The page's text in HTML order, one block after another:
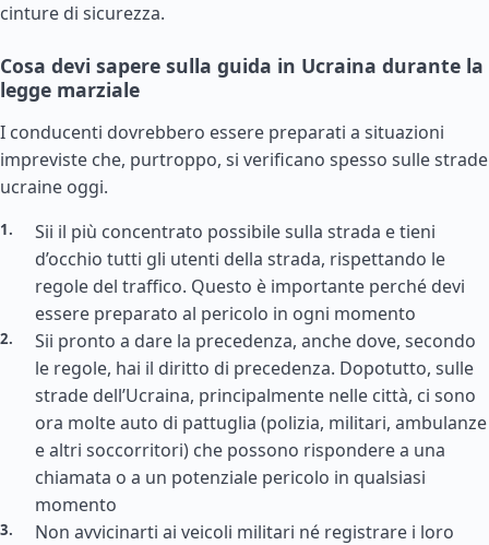
cinture di sicurezza.
Cosa devi sapere sulla guida in Ucraina durante la
legge marziale
I conducenti dovrebbero essere preparati a situazioni
impreviste che, purtroppo, si verificano spesso sulle strade
ucraine oggi.
Sii il più concentrato possibile sulla strada e tieni
d’occhio tutti gli utenti della strada, rispettando le
regole del traffico. Questo è importante perché devi
essere preparato al pericolo in ogni momento
Sii pronto a dare la precedenza, anche dove, secondo
le regole, hai il diritto di precedenza. Dopotutto, sulle
strade dell’Ucraina, principalmente nelle città, ci sono
ora molte auto di pattuglia (polizia, militari, ambulanze
e altri soccorritori) che possono rispondere a una
chiamata o a un potenziale pericolo in qualsiasi
momento
Non avvicinarti ai veicoli militari né registrare i loro